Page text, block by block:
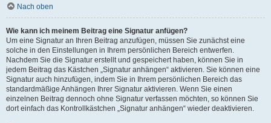
Nach oben
Wie kann ich meinem Beitrag eine Signatur anfügen?
Um eine Signatur an Ihren Beitrag anzufügen, müssen Sie zunächst eine
solche in den Einstellungen in Ihrem persönlichen Bereich entwerfen.
Nachdem Sie die Signatur erstellt und gespeichert haben, können Sie in
jedem Beitrag das Kästchen „Signatur anhängen“ aktivieren. Sie können eine
Signatur auch hinzufügen, indem Sie in Ihrem persönlichen Bereich das
standardmäßige Anhängen Ihrer Signatur aktivieren. Wenn Sie einen
einzelnen Beitrag dennoch ohne Signatur verfassen möchten, so können Sie
dort einfach das Kontrollkästchen „Signatur anhängen“ wieder deaktivieren.